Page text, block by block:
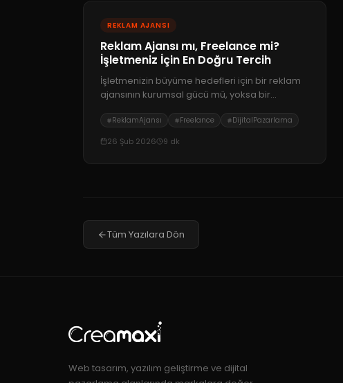
REKLAM AJANSI
Reklam Ajansı mı, Freelance mi?
İşletmeniz İçin En Doğru Tercih
İşletmenizin büyüme hedefleri için bir reklam
ajansının kurumsal gücü mü, yoksa bir
Karar vermenizi sağlayacak avantaj ve risk
analizi.
ReklamAjansı Freelance DijitalPazarlama
26 Şub 2026 9 dk
Tüm Yazılara Dön
Web tasarım, yazılım geliştirme ve dijital